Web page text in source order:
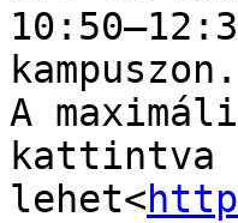
kampuszon.
A
kattintva
lehet<